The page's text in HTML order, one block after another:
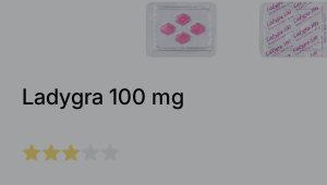
Ladygra 100 mg